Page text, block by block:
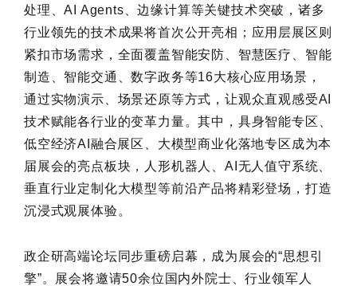
处理、AI Agents、边缘计算等关键技术突破，诸多
行业领先的技术成果将首次公开亮相；应用层展区则
紧扣市场需求，全面覆盖智能安防、智慧医疗、智能
制造、智能交通、数字政务等16大核心应用场景，
通过实物演示、场景还原等方式，让观众直观感受AI
技术赋能各行业的变革力量。其中，具身智能专区、
低空经济AI融合展区、大模型商业化落地专区成为本
届展会的亮点板块，人形机器人、AI无人值守系统、
垂直行业定制化大模型等前沿产品将精彩登场，打造
沉浸式观展体验。
政企研高端论坛同步重磅启幕，成为展会的“思想引
擎”。展会将邀请50余位国内外院士、行业领军人